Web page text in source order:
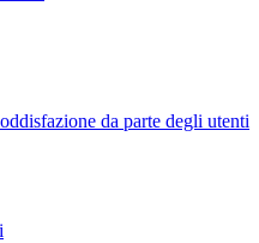
da parte degli utenti